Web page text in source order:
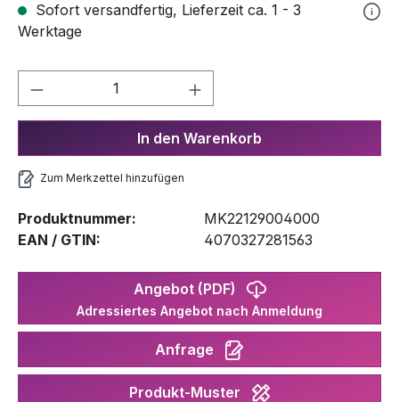
Sofort versandfertig, Lieferzeit ca. 1 - 3
Werktage
Produkt Anzahl: Gib den
In den Warenkorb
Zum Merkzettel hinzufügen
Produktnummer:
MK22129004000
EAN / GTIN:
4070327281563
Angebot (PDF)
Adressiertes Angebot nach Anmeldung
Anfrage
Produkt-Muster